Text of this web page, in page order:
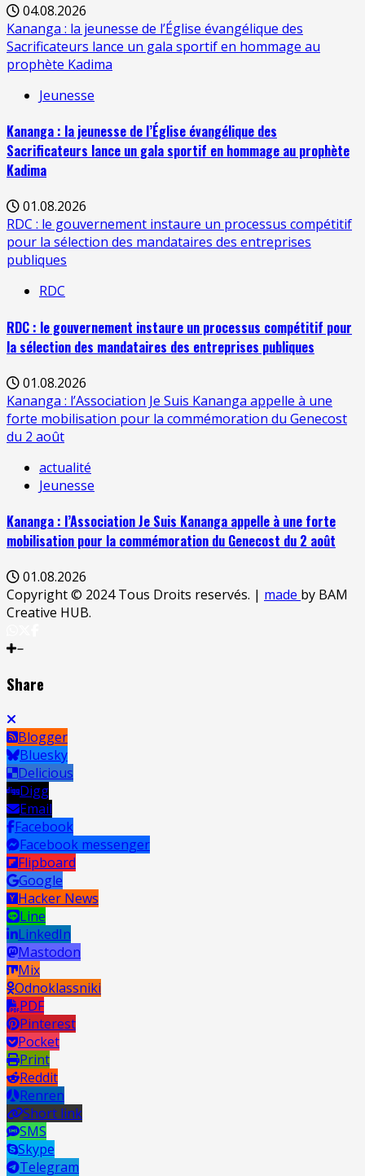
04.08.2026
Kananga : la jeunesse de l’Église évangélique des
Sacrificateurs lance un gala sportif en hommage au
prophète Kadima
Jeunesse
Kananga : la jeunesse de l’Église évangélique des
Sacrificateurs lance un gala sportif en hommage au prophète
Kadima
01.08.2026
RDC : le gouvernement instaure un processus compétitif
pour la sélection des mandataires des entreprises
publiques
RDC
RDC : le gouvernement instaure un processus compétitif pour
la sélection des mandataires des entreprises publiques
01.08.2026
Kananga : l’Association Je Suis Kananga appelle à une
forte mobilisation pour la commémoration du Genecost
du 2 août
actualité
Jeunesse
Kananga : l’Association Je Suis Kananga appelle à une forte
mobilisation pour la commémoration du Genecost du 2 août
01.08.2026
Copyright © 2024 Tous Droits reservés. | made by BAM
Creative HUB.
Share
Blogger
Bluesky
Delicious
Digg
Email
Facebook
Facebook messenger
Flipboard
Google
Hacker News
Line
LinkedIn
Mastodon
Mix
Odnoklassniki
PDF
Pinterest
Pocket
Print
Reddit
Renren
Short link
SMS
Skype
Telegram